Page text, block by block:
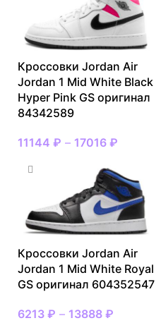
Кроссовки Jordan Air
Jordan 1 Mid White Black
Hyper Pink GS оригинал
84342589
11144 ₽ – 17016 ₽
Кроссовки Jordan Air
Jordan 1 Mid White Royal
GS оригинал 604352547
6213 ₽ – 13888 ₽